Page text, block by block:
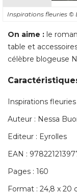
Inspirations fleuries ©
On aime : le
table et
célèbre blogeuse
Inspirations fleuries
Auteur : Nessa
Editeur : Eyrolles
EAN :
Pages : 160
Format : 24,8 x 20